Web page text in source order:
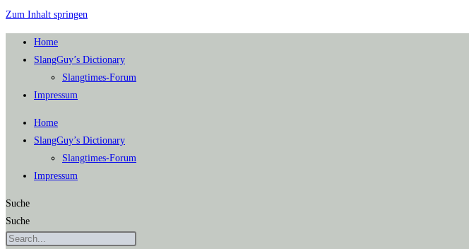
Zum Inhalt springen
Home
SlangGuy’s Dic­tion­a­ry
Slang­times-Forum
Impres­sum
Home
SlangGuy’s Dic­tion­a­ry
Slang­times-Forum
Impres­sum
Suche
Suche